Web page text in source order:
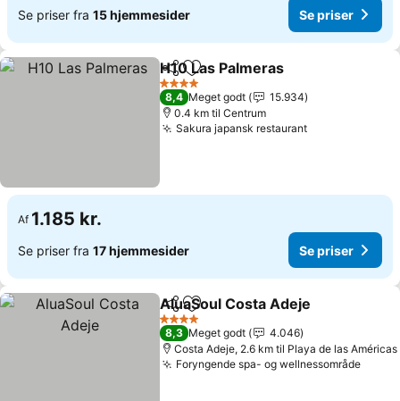
Se priser fra 15 hjemmesider Se priser
Del Føj til favoritter
H10 Las Palmeras
4 Stjerner
8,4 Meget godt
15.934
0.4 km til Centrum
Sakura japansk restaurantSe priser
Af 1.185 kr.
Se priser fra 17 hjemmesider Se priser
Del Føj til favoritter
AluaSoul Costa Adeje
4 Stjerner
8,3 Meget godt
4.046
Costa Adeje, 2.6 km til Playa de las Américas
Foryngende spa- og wellnessområdeSe